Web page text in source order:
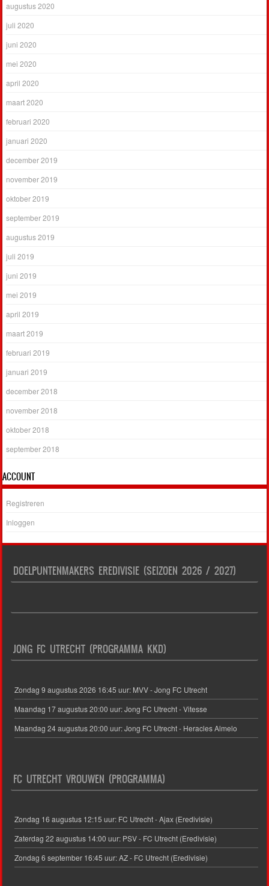
augustus 2020
juli 2020
juni 2020
mei 2020
april 2020
maart 2020
februari 2020
januari 2020
december 2019
november 2019
oktober 2019
september 2019
augustus 2019
juli 2019
juni 2019
mei 2019
april 2019
maart 2019
februari 2019
januari 2019
december 2018
november 2018
oktober 2018
september 2018
ACCOUNT
Registreren
Inloggen
DOELPUNTENMAKERS EREDIVISIE (SEIZOEN 2026 / 2027)
JONG FC UTRECHT (PROGRAMMA KKD)
Zondag 9 augustus 2026 16:45 uur: MVV - Jong FC Utrecht
Maandag 17 augustus 20:00 uur: Jong FC Utrecht - Vitesse
Maandag 24 augustus 20:00 uur: Jong FC Utrecht - Heracles Almelo
FC UTRECHT VROUWEN (PROGRAMMA)
Zondag 16 augustus 12:15 uur: FC Utrecht - Ajax (Eredivisie)
Zaterdag 22 augustus 14:00 uur: PSV - FC Utrecht (Eredivisie)
Zondag 6 september 16:45 uur: AZ - FC Utrecht (Eredivisie)